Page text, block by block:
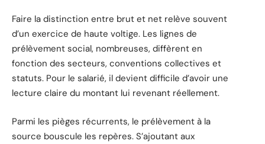
Faire la distinction entre brut et net relève souvent
d’un exercice de haute voltige. Les lignes de
prélèvement social, nombreuses, diffèrent en
fonction des secteurs, conventions collectives et
statuts. Pour le salarié, il devient difficile d’avoir une
lecture claire du montant lui revenant réellement.
Parmi les pièges récurrents, le prélèvement à la
source bouscule les repères. S’ajoutant aux